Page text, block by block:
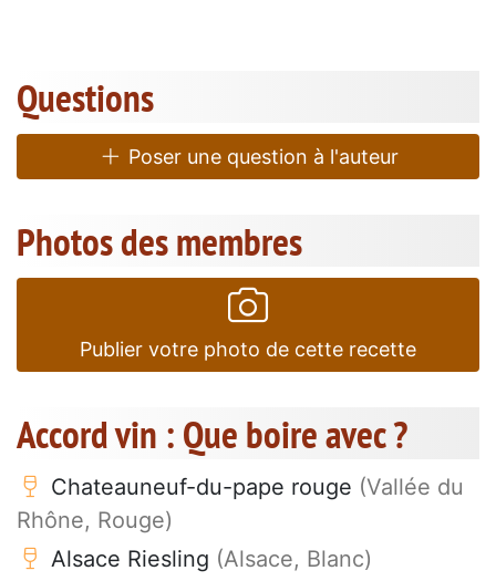
Questions
Poser une question à l'auteur
Photos des membres
Publier votre photo de cette recette
Accord vin : Que boire avec ?
Chateauneuf-du-pape rouge (Vallée du
Rhône, Rouge)
Alsace Riesling (Alsace, Blanc)